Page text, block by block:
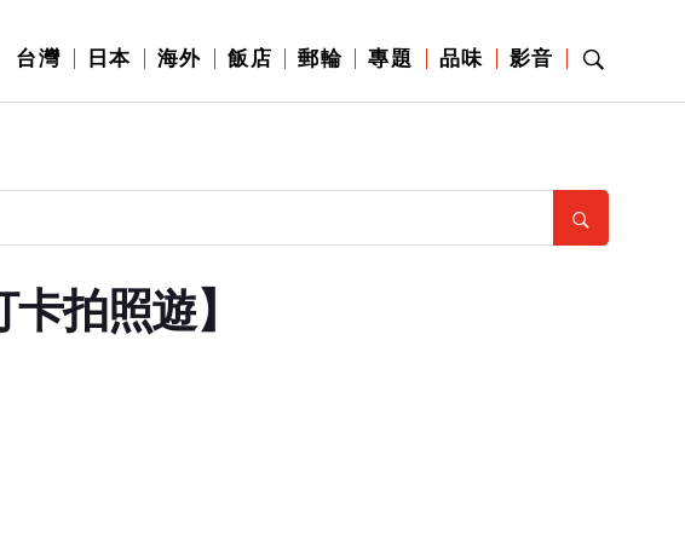
台灣 日本 海外 飯店 郵輪 專題 品味 影音
拍照遊】